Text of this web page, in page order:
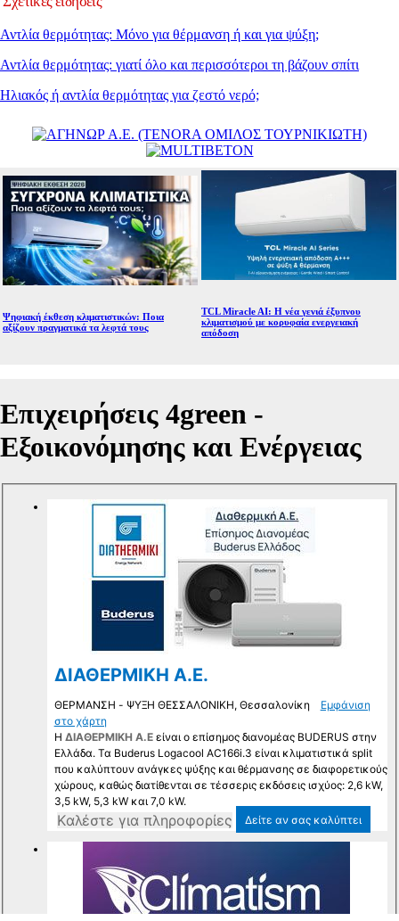
Αντλία θερμότητας: Μόνο για θέρμανση ή και για ψύξη;
Αντλία θερμότητας: γιατί όλο και περισσότεροι τη βάζουν σπίτι
Ηλιακός ή αντλία θερμότητας για ζεστό νερό;
Ψηφιακή έκθεση κλιματιστικών: Ποια
αξίζουν πραγματικά τα λεφτά τους
TCL Miracle AI: Η νέα γενιά έξυπνου
κλιματισμού με κορυφαία ενεργειακή
απόδοση